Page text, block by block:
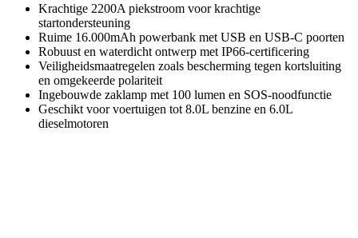
Krachtige 2200A piekstroom voor krachtige
startondersteuning
Ruime 16.000mAh powerbank met USB en USB-C poorten
Robuust en waterdicht ontwerp met IP66-certificering
Veiligheidsmaatregelen zoals bescherming tegen kortsluiting
en omgekeerde polariteit
Ingebouwde zaklamp met 100 lumen en SOS-noodfunctie
Geschikt voor voertuigen tot 8.0L benzine en 6.0L
dieselmotoren